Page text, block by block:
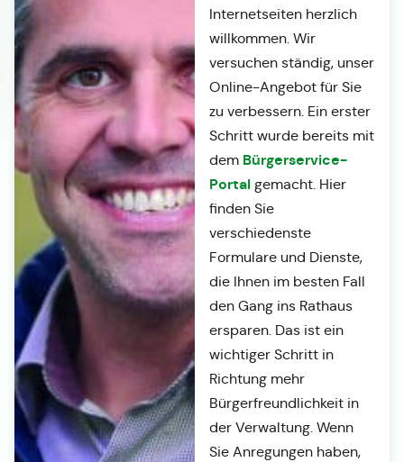
Internetseiten herzlich
willkommen. Wir
versuchen ständig, unser
Online-Angebot für Sie
zu verbessern. Ein erster
Schritt wurde bereits mit
dem Bürgerservice-
Portalgemacht. Hier
finden Sie
verschiedenste
Formulare und Dienste,
die Ihnen im besten Fall
den Gang ins Rathaus
ersparen. Das ist ein
wichtiger Schritt in
Richtung mehr
Bürgerfreundlichkeit in
der Verwaltung. Wenn
Sie Anregungen haben,